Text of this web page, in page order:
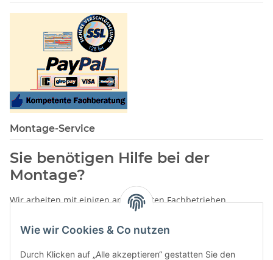
Wie wir Cookies & Co nutzen
Durch Klicken auf „Alle akzeptieren“ gestatten Sie den
Montage-Service
Sie benötigen Hilfe bei der
Montage?
Wir arbeiten mit einigen anerkannten Fachbetrieben
Rufen Sie uns einfach an: